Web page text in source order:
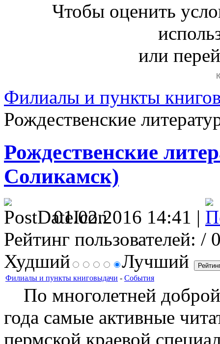
Чтобы оценить
или
Филиалы и пункты
Рождественские
Рождественские
Соликамск)
01.02.2016 14:41 |
Рейтинг пользователей: /
Худший
Лучший
Филиалы и пункты книговыдачи - События
По многолетней
года самые активные
пермской краевой